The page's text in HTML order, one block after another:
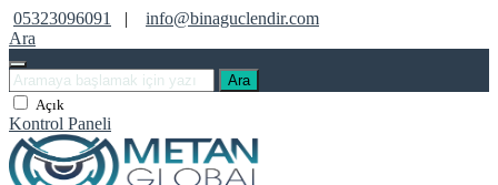
05323096091 |
info@binaguclendir.com
Ara
Ara
Açık
Kontrol Paneli